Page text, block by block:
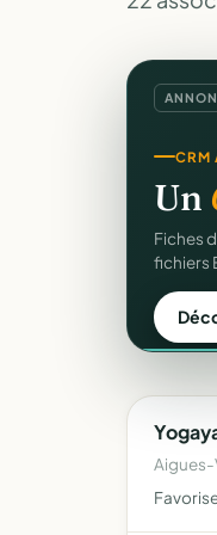
CRM
Un
Fiches
fichiers
Aigues-